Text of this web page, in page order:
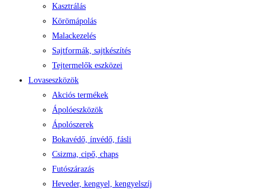
Kasztrálás
Körömápolás
Malackezelés
Sajtformák, sajtkészítés
Tejtermelők eszközei
Lovaseszközök
Akciós termékek
Ápolóeszközök
Ápolószerek
Bokavédő, ínvédő, fásli
Csizma, cipő, chaps
Futószárazás
Heveder, kengyel, kengyelszíj